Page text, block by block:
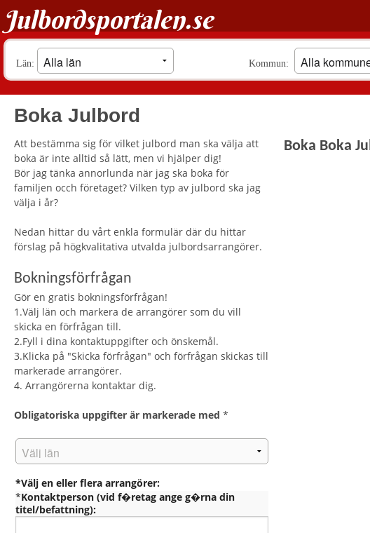
Julbordsportalen.se
Län: Kommun:
Boka Julbord
Att bestämma sig för vilket julbord man ska välja att
boka är inte alltid så lätt, men vi hjälper dig!
Bör jag tänka annorlunda när jag ska boka för
familjen occh företaget? Vilken typ av julbord ska jag
välja i år?
Nedan hittar du vårt enkla formulär där du hittar
förslag på högkvalitativa utvalda julbordsarrangörer.
Bokningsförfrågan
Gör en gratis bokningsförfrågan!
1.Välj län och markera de arrangörer som du vill
skicka en förfrågan till.
2.Fyll i dina kontaktuppgifter och önskemål.
3.Klicka på "Skicka förfrågan" och förfrågan skickas till
markerade arrangörer.
4. Arrangörerna kontaktar dig.
Obligatoriska uppgifter är markerade med *
*Välj en eller flera arrangörer:
*Kontaktperson (vid f�retag ange g�rna din
titel/befattning):
Boka Boka